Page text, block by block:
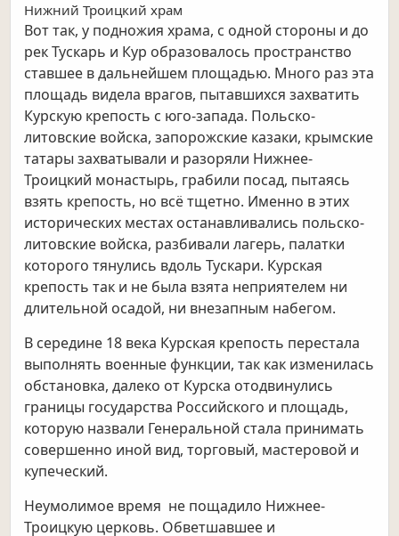
Нижний Троицкий храм
Вот так, у подножия храма, с одной стороны и до
рек Тускарь и Кур образовалось пространство
ставшее в дальнейшем площадью. Много раз эта
площадь видела врагов, пытавшихся захватить
Курскую крепость с юго-запада. Польско-
литовские войска, запорожские казаки, крымские
татары захватывали и разоряли Нижнее-
Троицкий монастырь, грабили посад, пытаясь
взять крепость, но всё тщетно. Именно в этих
исторических местах останавливались польско-
литовские войска, разбивали лагерь, палатки
которого тянулись вдоль Тускари. Курская
крепость так и не была взята неприятелем ни
длительной осадой, ни внезапным набегом.
В середине 18 века Курская крепость перестала
выполнять военные функции, так как изменилась
обстановка, далеко от Курска отодвинулись
границы государства Российского и площадь,
которую назвали Генеральной стала принимать
совершенно иной вид, торговый, мастеровой и
купеческий.
Неумолимое время не пощадило Нижнее-
Троицкую церковь. Обветшавшее и